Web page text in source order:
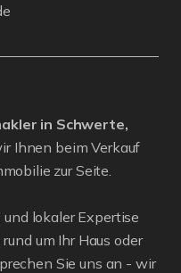
in Schwerte,
Ihnen beim Verkauf
zur Seite.
lokaler Expertise
um Ihr Haus oder
Sie uns an - wir